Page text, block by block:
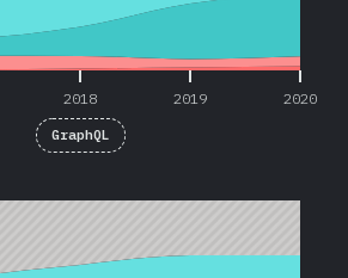
2018 2019 2020
GraphQL